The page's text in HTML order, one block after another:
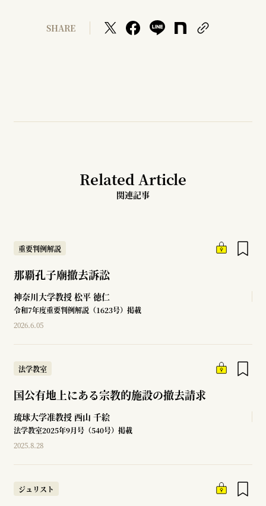
SHARE
Related Article
関連記事
重要判例解説
那覇孔子廟撤去訴訟
神奈川大学教授 松平 徳仁
令和7年度重要判例解説（1623号）掲載
2026.6.05
法学教室
国公有地上にある宗教的施設の撤去請求
琉球大学准教授 西山 千絵
法学教室2025年9月号（540号）掲載
2025.8.28
ジュリスト